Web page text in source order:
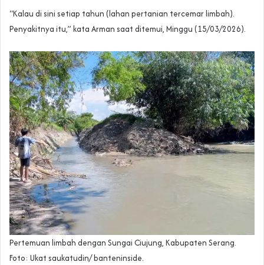
“Kalau di sini setiap tahun (lahan pertanian tercemar limbah).
Penyakitnya itu,” kata Arman saat ditemui, Minggu (15/03/2026).
Pertemuan limbah dengan Sungai Ciujung, Kabupaten Serang.
Foto: Ukat saukatudin/ banteninside.